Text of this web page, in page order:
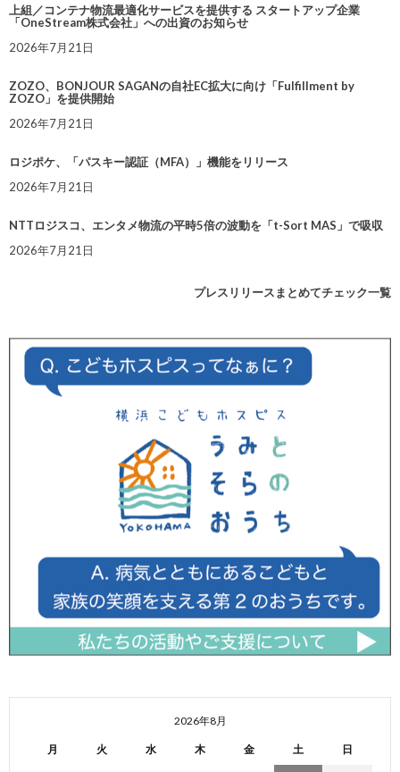
上組／コンテナ物流最適化サービスを提供する スタートアップ企業
「OneStream株式会社」への出資のお知らせ
2026年7月21日
ZOZO、BONJOUR SAGANの自社EC拡大に向け「Fulfillment by
ZOZO」を提供開始
2026年7月21日
ロジポケ、「パスキー認証（MFA）」機能をリリース
2026年7月21日
NTTロジスコ、エンタメ物流の平時5倍の波動を「t-Sort MAS」で吸収
2026年7月21日
プレスリリースまとめてチェック一覧
2026年8月
月 火 水 木 金 土 日